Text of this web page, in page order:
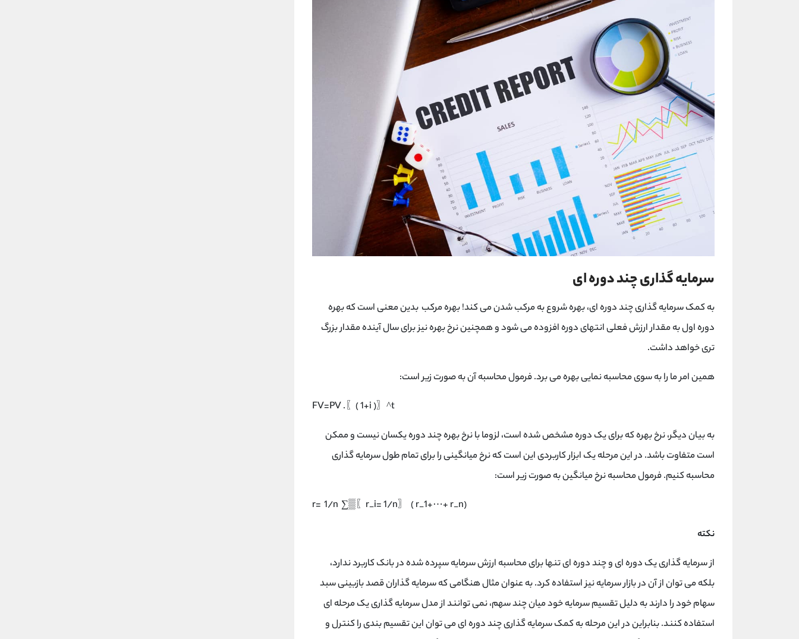
سرمایه گذاری چند دوره ای
به کمک سرمایه گذاری چند دوره ای، بهره شروع به مرکب شدن می کند! بهره مرکب بدین معنی است که بهره
دوره اول به مقدار ارزش فعلی انتهای دوره افزوده می شود و همچنین نرخ بهره نیز برای سال آینده مقدار بزرگ
تری خواهد داشت.
همین امر ما را به سوی محاسبه نمایی بهره می برد. فرمول محاسبه آن به صورت زیر است:
FV=PV .〖( 1+i )〗^t
به بیان دیگر، نرخ بهره که برای یک دوره مشخص شده است، لزوما با نرخ بهره چند دوره یکسان نیست و ممکن
است متفاوت باشد. در این مرحله یک ابزار کاربردی این است که نرخ میانگینی را برای تمام طول سرمایه گذاری
محاسبه کنیم. فرمول محاسبه نرخ میانگین به صورت زیر است:
r= 1/n ∑▒〖r_i= 1/n〗 ( r_1+⋯+ r_n)
نکته
از سرمایه گذاری یک دوره ای و چند دوره ای تنها برای محاسبه ارزش سرمایه سپرده شده در بانک کاربرد ندارد،
بلکه می توان از آن در بازار سرمایه نیز استفاده کرد. به عنوان مثال هنگامی که سرمایه گذاران قصد بازبینی سبد
سهام خود را دارند به دلیل تقسیم سرمایه خود میان چند سهم، نمی توانند از مدل سرمایه گذاری یک مرحله ای
استفاده کنند. بنابراین در این مرحله به کمک سرمایه گذاری چند دوره ای می توان این تقسیم بندی را کنترل و